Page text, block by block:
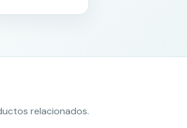
relacionados.